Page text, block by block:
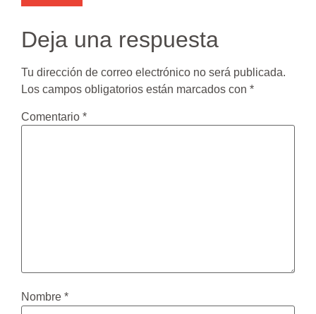
Deja una respuesta
Tu dirección de correo electrónico no será publicada.
Los campos obligatorios están marcados con *
Comentario *
Nombre *